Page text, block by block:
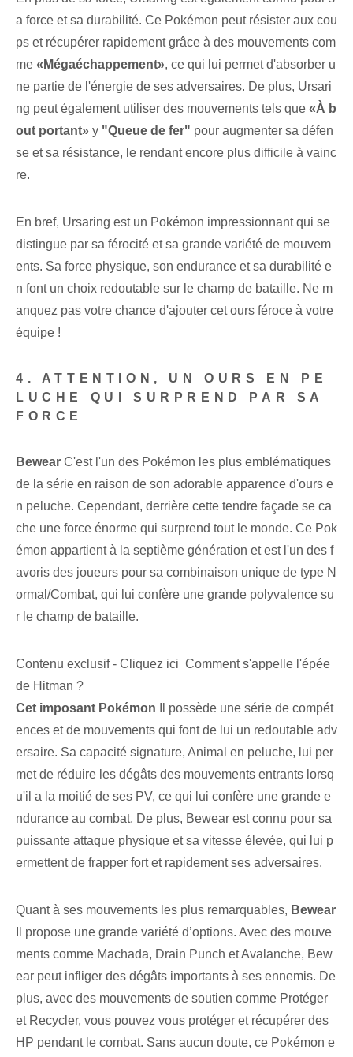
a force et sa durabilité. Ce ⁤Pokémon⁤ peut résister aux cou
ps et ‌récupérer rapidement grâce à des mouvements com
me «Mégaéchappement», ce qui lui permet d'absorber u
ne partie de l'énergie de ses adversaires. De plus, Ursari
ng peut également utiliser des mouvements tels que «À b
out portant» y "Queue de fer" pour augmenter sa défen
se et sa résistance, le rendant encore plus difficile à vainc
re.
En bref, Ursaring est un Pokémon impressionnant qui se
distingue par sa férocité et sa grande variété de mouvem
ents. Sa force physique, son endurance et sa durabilité e
n font un choix redoutable sur le champ de bataille. Ne m
anquez pas votre chance d'ajouter cet ours féroce à votre
équipe !
4. ATTENTION, UN OURS EN PE
LUCHE QUI SURPREND PAR SA
FORCE
Bewear C'est l'un des Pokémon les plus emblématiques
de la série en raison de son adorable apparence d'ours e
n peluche. Cependant, derrière cette tendre façade se ca
che une force énorme qui surprend tout le monde. Ce Pok
émon appartient à la septième génération et est l'un des f
avoris des joueurs pour sa combinaison unique de type N
ormal/Combat, qui lui confère une grande polyvalence su
r le champ de bataille.
Contenu exclusif - Cliquez ici Comment s'appelle l'épée
de Hitman ?
Cet imposant ⁤Pokémon Il possède une série de compét
ences et de mouvements qui font de lui un redoutable adv
ersaire. Sa capacité signature, Animal en peluche, lui per
met de réduire les dégâts des mouvements entrants lorsq
u'il a la moitié de ses PV, ce qui lui confère une grande e
ndurance au combat. De plus, Bewear est connu pour sa
puissante attaque physique et sa vitesse élevée, qui lui p
ermettent de frapper fort et rapidement ses adversaires.
Quant à ses mouvements les plus remarquables, Bewear
Il propose une grande variété d’options. Avec des mouve
ments comme Machada, Drain Punch et Avalanche, Bew
ear peut infliger des dégâts importants à ses ennemis. ⁢De
plus,⁣ avec des mouvements de soutien comme Protéger
et ⁣Recycler, ‌vous pouvez vous protéger‍ et récupérer des
HP pendant ⁤le combat. Sans aucun doute, ce Pokémon e